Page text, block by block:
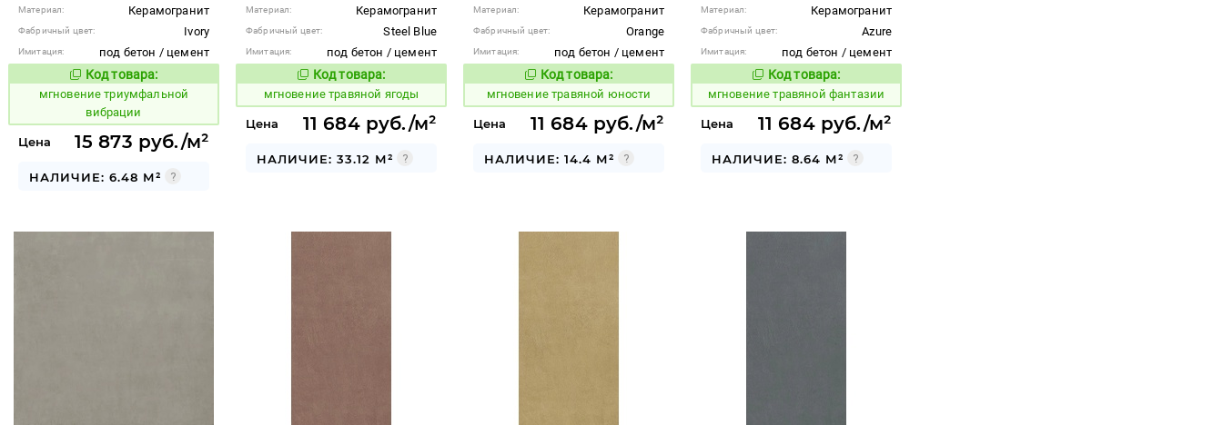
Материал: Керамогранит
Фабричный цвет: Ivory
Имитация:
под бетон / цемент
Код товара:
950510 Код товара:
мгновение триумфальной
вибрации
Цена 15 873 руб./м²
НАЛИЧИЕ: 6.48 М²
Материал: Керамогранит
Фабричный цвет: Steel Blue
Имитация:
под бетон / цемент
Код товара:
950499 Код товара:
мгновение травяной ягоды
Цена 11 684 руб./м²
НАЛИЧИЕ: 33.12 М²
Материал: Керамогранит
Фабричный цвет: Orange
Имитация:
под бетон / цемент
Код товара:
950498 Код товара:
мгновение травяной юности
Цена 11 684 руб./м²
НАЛИЧИЕ: 14.4 М²
Материал: Керамогранит
Фабричный цвет: Azure
Имитация:
под бетон / цемент
Код товара:
950487 Код товара:
мгновение травяной фантазии
Цена 11 684 руб./м²
НАЛИЧИЕ: 8.64 М²